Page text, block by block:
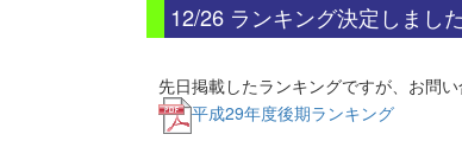
12/26 ランキング決定しました
先日掲載したランキングですが、お問
平成29年度後期ランキング